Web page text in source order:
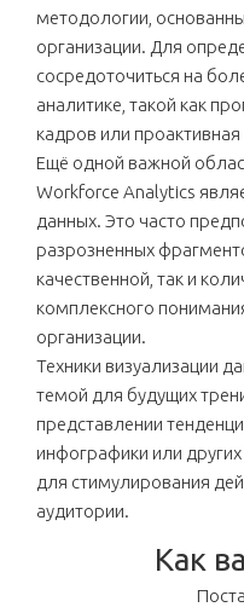
методологии,
организации. Для
сосредоточиться на
аналитике, такой как
кадров или
Ещё одной важной
Workforce Analytics
данных. Это часто
разрозненных
качественной, так и
комплексного
организации.
Техники визуализации
темой для будущих
представлении
инфографики или
для стимулирования
аудитории.
Как